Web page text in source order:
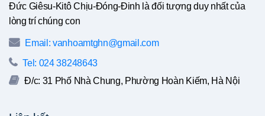
Đức Giêsu-Kitô Chịu-Đóng-Đinh là đối tượng duy nhất của
lòng trí chúng con
Email: vanhoamtghn@gmail.com
Tel: 024 38248643
Đ/c: 31 Phố Nhà Chung, Phường Hoàn Kiếm, Hà Nội